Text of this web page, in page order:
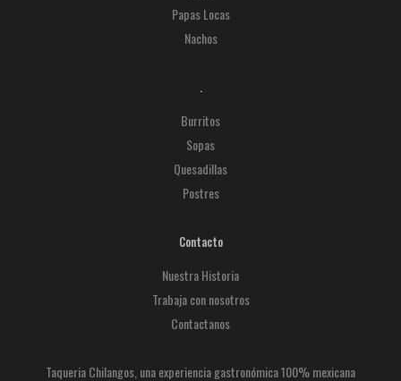
Papas Locas
Nachos
.
Burritos
Sopas
Quesadillas
Postres
Contacto
Nuestra Historia
Trabaja con nosotros
Contactanos
Taqueria Chilangos, una experiencia gastronómica 100% mexicana